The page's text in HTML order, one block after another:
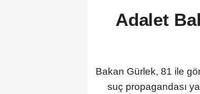
Adalet
Bakan Gürlek, 81 ile
suç propagandası